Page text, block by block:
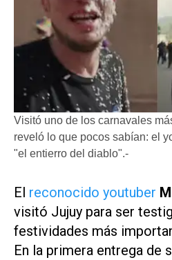
Visitó uno de los carnavales
reveló lo que pocos sabían: el
"el entierro del diablo".-
El reconocido youtuber
visitó Jujuy para ser
festividades más
En la primera entrega de